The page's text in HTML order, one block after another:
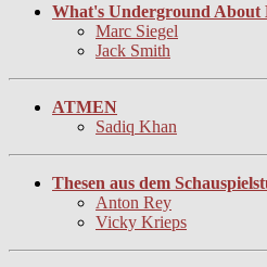
What's Underground About
Marc Siegel
Jack Smith
ATMEN
Sadiq Khan
Thesen aus dem
Anton Rey
Vicky Krieps